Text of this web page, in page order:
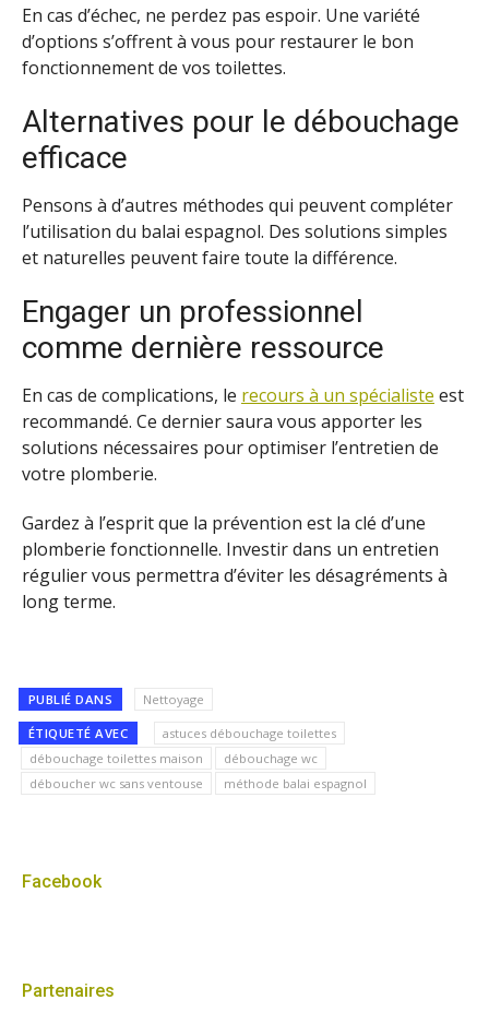
En cas d’échec, ne perdez pas espoir. Une variété
d’options s’offrent à vous pour restaurer le bon
fonctionnement de vos toilettes.
Alternatives pour le débouchage
efficace
Pensons à d’autres méthodes qui peuvent compléter
l’utilisation du balai espagnol. Des solutions simples
et naturelles peuvent faire toute la différence.
Engager un professionnel
comme dernière ressource
En cas de complications, le recours à un spécialiste est
recommandé. Ce dernier saura vous apporter les
solutions nécessaires pour optimiser l’entretien de
votre plomberie.
Gardez à l’esprit que la prévention est la clé d’une
plomberie fonctionnelle. Investir dans un entretien
régulier vous permettra d’éviter les désagréments à
long terme.
PUBLIÉ DANS Nettoyage
ÉTIQUETÉ AVEC
astuces débouchage toilettes
débouchage toilettes maison
débouchage wc
déboucher wc sans ventouse
méthode balai espagnol
Facebook
Partenaires